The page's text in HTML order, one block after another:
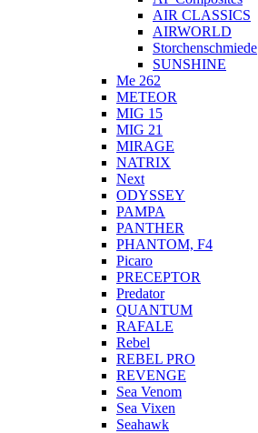
AIR CLASSICS
AIRWORLD
Storchenschmiede
SUNSHINE
Me 262
METEOR
MIG 15
MIG 21
MIRAGE
NATRIX
Next
ODYSSEY
PAMPA
PANTHER
PHANTOM, F4
Picaro
PRECEPTOR
Predator
QUANTUM
RAFALE
Rebel
REBEL PRO
REVENGE
Sea Venom
Sea Vixen
Seahawk